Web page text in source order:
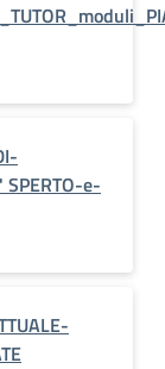
SPERTO-e-